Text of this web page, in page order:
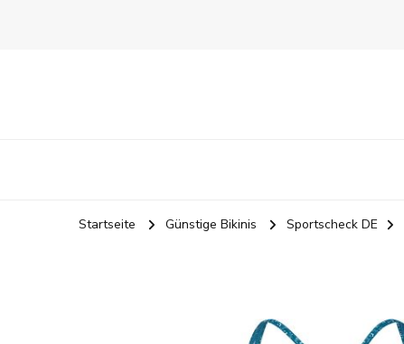
Startseite Günstige Bikinis Sportscheck DE